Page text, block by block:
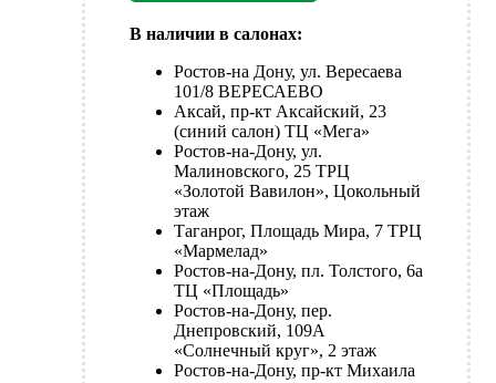
В наличии в салонах:
Ростов-на Дону, ул. Вересаева
101/8 ВЕРЕСАЕВО
Аксай, пр-кт Аксайский, 23
(синий салон) ТЦ «Мега»
Ростов-на-Дону, ул.
Малиновского, 25 ТРЦ
«Золотой Вавилон», Цокольный
этаж
Таганрог, Площадь Мира, 7 ТРЦ
«Мармелад»
Ростов-на-Дону, пл. Толстого, 6а
ТЦ «Площадь»
Ростов-на-Дону, пер.
Днепровский, 109А
«Солнечный круг», 2 этаж
Ростов-на-Дону, пр-кт Михаила